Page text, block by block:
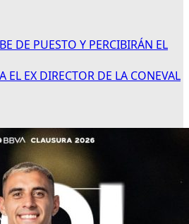
DE PUESTO Y PERCIBIRÁN EL
EL EX DIRECTOR DE LA CONEVAL